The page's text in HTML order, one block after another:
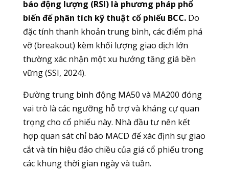
báo động lượng (RSI) là phương pháp phổ
biến để phân tích kỹ thuật cổ phiếu BCC.Do
đặc tính thanh khoản trung bình, các điểm phá
vỡ (breakout) kèm khối lượng giao dịch lớn
thường xác nhận một xu hướng tăng giá bền
vững (SSI, 2024).
Đường trung bình động MA50 và MA200 đóng
vai trò là các ngưỡng hỗ trợ và kháng cự quan
trọng cho cổ phiếu này. Nhà đầu tư nên kết
hợp quan sát chỉ báo MACD để xác định sự giao
cắt và tín hiệu đảo chiều của giá cổ phiếu trong
các khung thời gian ngày và tuần.